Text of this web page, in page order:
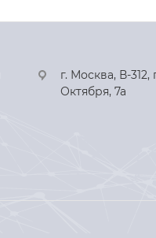
г. Москва, В-
Октября, 7а